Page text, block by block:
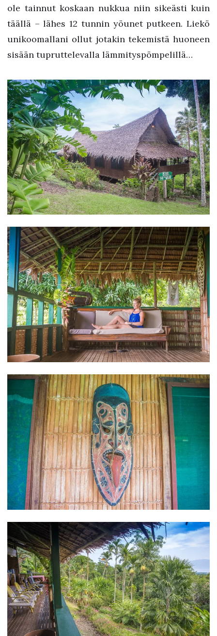
ole tainnut koskaan nukkua niin sikeästi kuin
täällä – lähes 12 tunnin yöunet putkeen. Liekö
unikoomallani ollut jotakin tekemistä huoneen
sisään tupruttelevalla lämmityspömpelillä…